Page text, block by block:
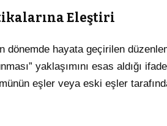
Eleştiri
dönemde hayata geçirilen
yaklaşımını esas aldığı
eşler veya eski eşler